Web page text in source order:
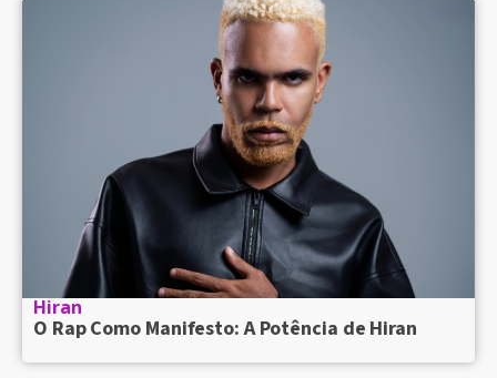
Hiran
O Rap Como Manifesto: A Potência de Hiran